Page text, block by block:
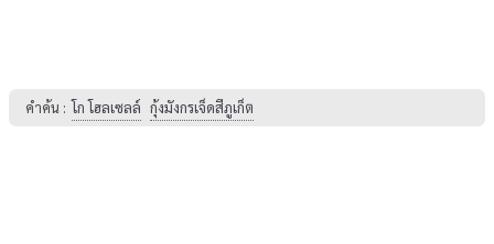
คำค้น : โก โฮลเซลล์ กุ้งมังกรเจ็ดสีภูเก็ต